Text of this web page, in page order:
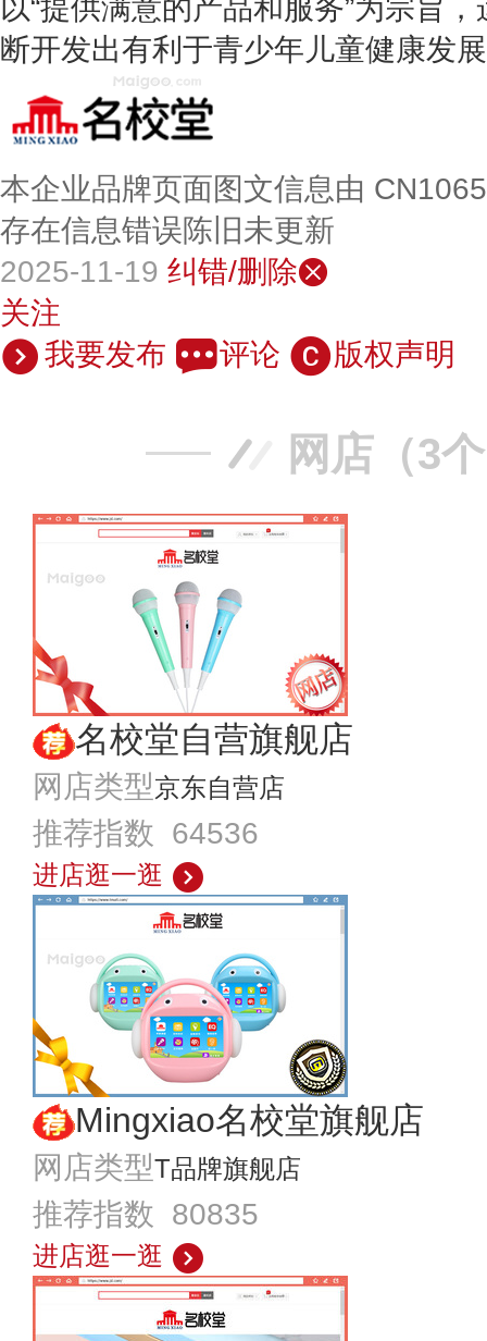
以“提供满意的产品和服务”为宗旨
断开发出有利于青少年儿童健康发
本企业品牌页面图文信息由
存在信息错误陈旧未更新
2025-11-19 纠错/删除
关注
我要发布
评论 版权声明
网店（3
名校堂自营旗舰店
网店类型京东自营店
推荐指数 64536
进店逛一逛
Mingxiao名校堂旗舰店
网店类型T品牌旗舰店
推荐指数 80835
进店逛一逛